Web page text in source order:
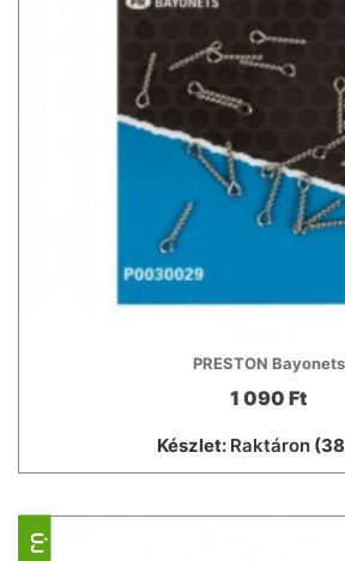
PRESTON Bayonets
1 090 Ft
Készlet: Raktáron
ÚJ